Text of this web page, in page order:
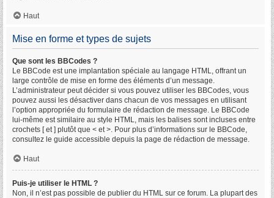
Haut
Mise en forme et types de sujets
Que sont les BBCodes ?
Le BBCode est une implantation spéciale au langage HTML, offrant un
large contrôle de mise en forme des éléments d’un message.
L’administrateur peut décider si vous pouvez utiliser les BBCodes, vous
pouvez aussi les désactiver dans chacun de vos messages en utilisant
l’option appropriée du formulaire de rédaction de message. Le BBCode
lui-même est similaire au style HTML, mais les balises sont incluses entre
crochets [ et ] plutôt que < et >. Pour plus d’informations sur le BBCode,
consultez le guide accessible depuis la page de rédaction de message.
Haut
Puis-je utiliser le HTML ?
Non, il n’est pas possible de publier du HTML sur ce forum. La plupart des